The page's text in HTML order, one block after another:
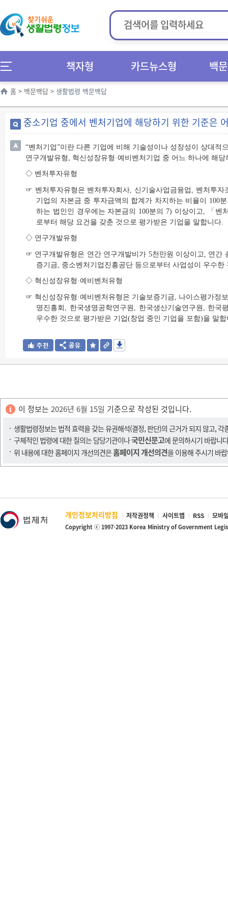
책자형 카드뉴스형 백
홈 > 백문백답 > 생활법령 백문백답
중소기업 중에서 벤처기업에 해당하기 위한 기준은
“벤처기업”이란 다른 기업에 비해 기술성이나 성장성이 상대
연구개발유형, 혁신성장유형·예비벤처기업 중 어느 하나에 해
◇ 벤처투자유형
☞ 벤처투자유형은 벤처투자회사, 신기술사업금융업, 벤처투
기업의 자본금 중 투자금액의 합계가 차지하는 비율이 100
하는 법인인 경우에는 자본금의 100분의 7) 이상이고, 「벤
로부터 해당 요건을 갖춘 것으로 평가받은 기업을 말합니다.
◇ 연구개발유형
☞ 연구개발유형은 연간 연구개발비가 5천만원 이상이고, 연간
증기금, 중소벤처기업진흥공단 등으로부터 사업성이 우수
◇ 혁신성장유형·예비벤처유형
☞ 혁신성장유형·예비벤처유형은 기술보증기금, 나이스평가정
명진흥회, 한국생명공학연구원, 한국생산기술연구원, 한
우수한 것으로 평가받은 기업(창업 중인 기업을 포함)을 말합
이 정보는 2026년 6월 15일 기준으로 작성된 것입니다.
생활법령정보는 법적 효력을 갖는 유권해석(결정, 판단)의 근거가 되지 않고,
구체적인 법령에 대한 질의는 담당기관이나국민신문고에 문의하시기 바랍니
위 내용에 대한 홈페이지 개선의견은홈페이지 개선의견을 이용해 주시기 바
개인정보처리방침 저작권정책 사이트맵 RSS 모바
Copyright ⓒ 1997-2023 Korea Ministry of Government